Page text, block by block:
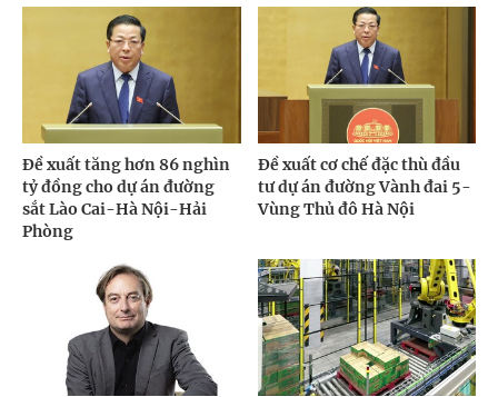
Đề xuất tăng hơn 86 nghìn
tỷ đồng cho dự án đường
sắt Lào Cai-Hà Nội-Hải
Phòng
Đề xuất cơ chế đặc thù đầu
tư dự án đường Vành đai 5-
Vùng Thủ đô Hà Nội